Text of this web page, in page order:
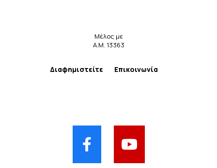
Μέλος με
Α.Μ. 13363
Διαφημιστείτε Επικοινωνία